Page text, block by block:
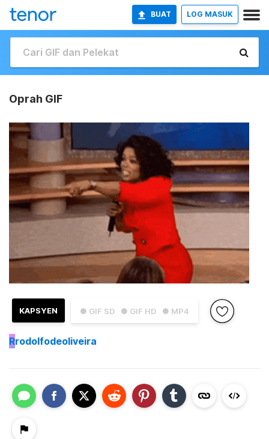
BUAT LOG MASUK
Oprah GIF
● GIF SD ● GIF HD ● MP4
KAPSYEN
Rrodolfodeoliveira